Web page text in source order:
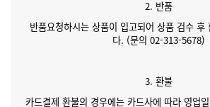
2. 반품
반품요청하시는 상품이 입고되어 상품 검수 후
다. (문의 02-313-5678)
3. 환불
카드결제 환불의 경우에는 카드사에 따라 영업